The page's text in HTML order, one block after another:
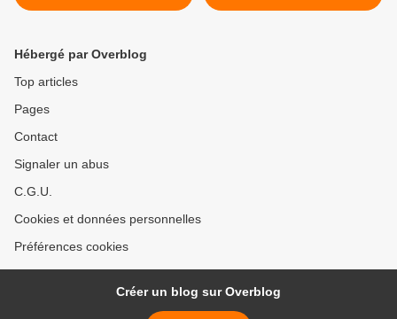
Hébergé par Overblog
Top articles
Pages
Contact
Signaler un abus
C.G.U.
Cookies et données personnelles
Préférences cookies
Créer un blog sur Overblog